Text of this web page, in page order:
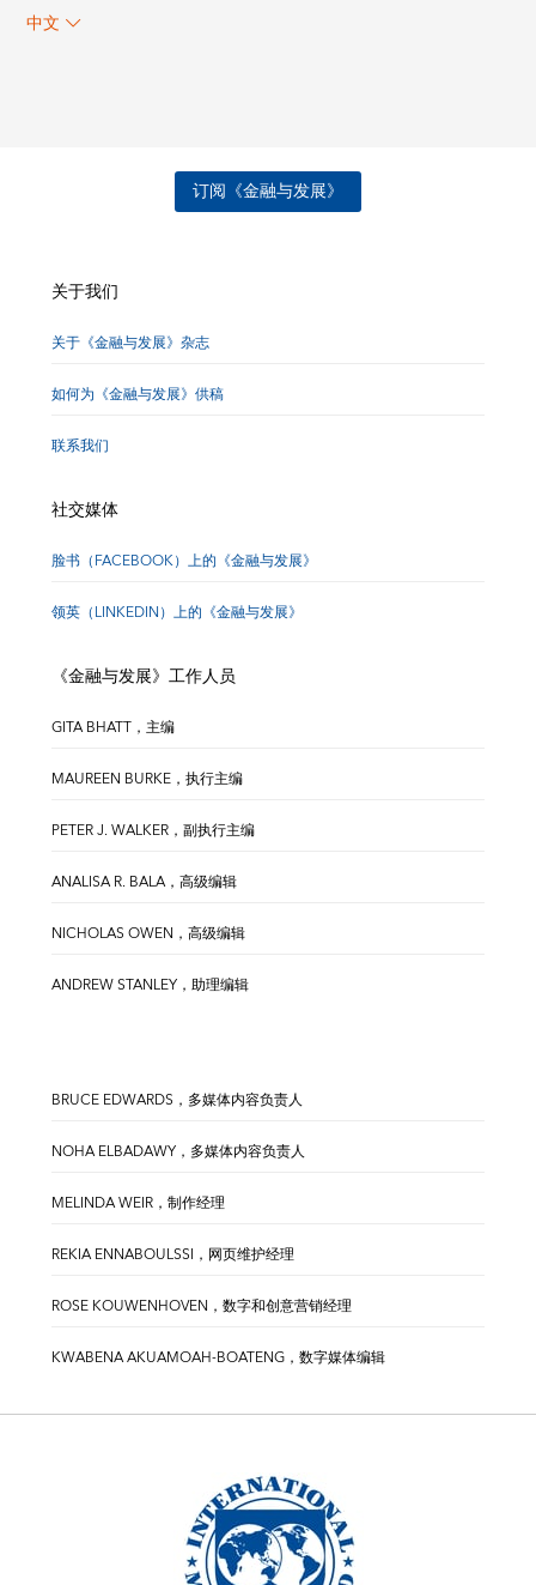
中文
订阅《金融与发展》
关于我们
关于《金融与发展》杂志
如何为《金融与发展》供稿
联系我们
社交媒体
脸书（FACEBOOK）上的《金融与发展》
领英（LINKEDIN）上的《金融与发展》
《金融与发展》工作人员
GITA BHATT，主编
MAUREEN BURKE，执行主编
PETER J. WALKER，副执行主编
ANALISA R. BALA，高级编辑
NICHOLAS OWEN，高级编辑
ANDREW STANLEY，助理编辑
BRUCE EDWARDS，多媒体内容负责人
NOHA ELBADAWY，多媒体内容负责人
MELINDA WEIR，制作经理
REKIA ENNABOULSSI，网页维护经理
ROSE KOUWENHOVEN，数字和创意营销经理
KWABENA AKUAMOAH-BOATENG，数字媒体编辑